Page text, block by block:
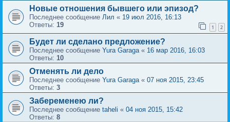
Новые отношения бывшего или эпизод?
Последнее сообщение Лил « 19 июл 2016, 16:13
Ответы: 19 1 2
Будет ли сделано предложение?
Последнее сообщение Yura Garaga« 16 мар 2016, 16:03
Ответы: 10
Отменять ли дело
Последнее сообщение Yura Garaga« 07 ноя 2015, 23:45
Ответы: 3
Забеременею ли?
Последнее сообщение taheli « 04 ноя 2015, 15:42
Ответы: 8